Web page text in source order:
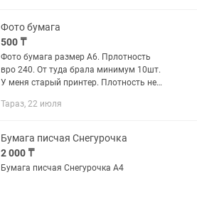
Фото бумага
500 ₸
Фото бумага размер А6. Прлотность
вро 240. От туда брала минимум 10шт.
У меня старый принтер. Плотность не
Тараз, 22 июля
Бумага писчая Снегурочка
2 000 ₸
Бумага писчая Снегурочка А4